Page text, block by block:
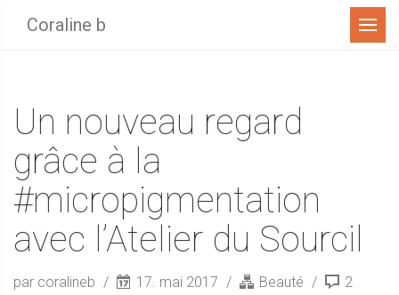
Coraline b Menu
Un nouveau regard
grâce à la
#micropigmentation
avec l’Atelier du Sourcil
par coralineb 17. mai 2017 Beauté 2